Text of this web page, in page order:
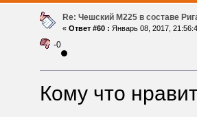
Re: Чешский М225 в составе
« Ответ #60 : Январь 08, 2017,
-0
Кому что